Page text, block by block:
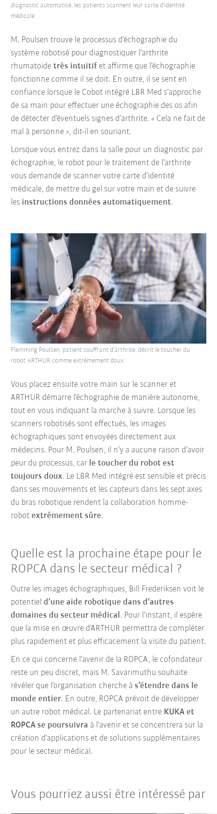
M. Poulsen trouve le processus d’échographie du
système robotisé pour diagnostiquer l’arthrite
rhumatoïdetrès intuitif et affirme que l’échographie
fonctionne comme il se doit. En outre, il se sent en
confiance lorsque le Cobot intégré LBR Med s’approche
de sa main pour effectuer une échographie des os afin
de détecter d’éventuels signes d’arthrite. « Cela ne fait de
mal à personne », dit-il en souriant.
Lorsque vous entrez dans la salle pour un diagnostic par
échographie, le robot pour le traitement de l’arthrite
vous demande de scanner votre carte d’identité
médicale, de mettre du gel sur votre main et de suivre
les instructions données automatiquement.
diagnostic automatisé, les patients scannent leur carte d’identité
médicale.
Vous placez ensuite votre main sur le scanner et
ARTHUR démarre l’échographie de manière autonome,
tout en vous indiquant la marche à suivre. Lorsque les
scanners robotisés sont effectués, les images
échographiques sont envoyées directement aux
médecins. Pour M. Poulsen, il n’y a aucune raison d’avoir
peur du processus, car le toucher du robot est
toujours doux. Le LBR Med intégré est sensible et précis
dans ses mouvements et les capteurs dans les sept axes
du bras robotique rendent la collaboration homme-
robotextrêmement sûre.
Flemming Poulsen, patient souffrant d’arthrite, décrit le toucher du
robot ARTHUR comme extrêmement doux.
Quelle est la prochaine étape pour le
ROPCA dans le secteur médical ?
Outre les images échographiques, Bill Frederiksen voit le
potentield’une aide robotique dans d’autres
domaines du secteur médical. Pour l’instant, il espère
que la mise en œuvre d’ARTHUR permettra de compléter
plus rapidement et plus efficacement la visite du patient.
En ce qui concerne l’avenir de la ROPCA, le cofondateur
reste un peu discret, mais M. Savarimuthu souhaite
révéler que l’organisation cherche às’étendre dans le
monde entier. En outre, ROPCA prévoit de développer
un autre robot médical. Le partenariat entre KUKA et
ROPCA se poursuivra à l’avenir et se concentrera sur la
création d’applications et de solutions supplémentaires
pour le secteur médical.
Vous pourriez aussi être intéressé par